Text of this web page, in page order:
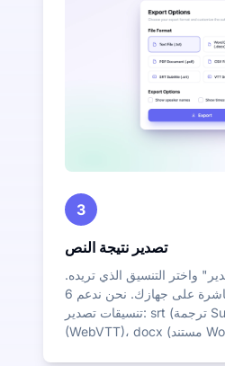
3
تصدير نتيجة النص
واختر التنسيق الذي تريده.
احفظ الملف مباشرة على جهازك. نحن ندعم 6
تنسيقات تصدير: srt (ترجمة SubRip)، vtt